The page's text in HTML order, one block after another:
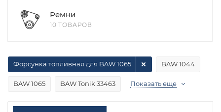
Ремни
10 ТОВАРОВ
BAW 1044
BAW 1065 BAW Tonik 33463
Форсунка топливная для BAW 1065
Показать еще